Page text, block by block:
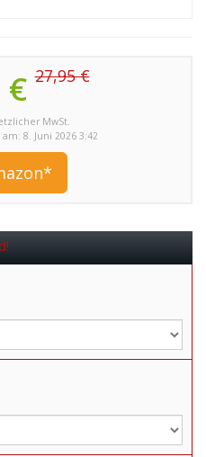
€27,95 €
MwSt.
8. Juni 2026 3:42